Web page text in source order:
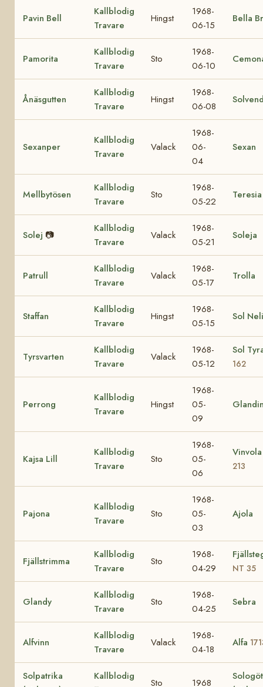
Pavin Bell
Kallblodig
Travare
Hingst
1968-
06-15
Bella
Pamorita
Kallblodig
Travare
Sto
1968-
06-10
Ånäsgutten
Kallblodig
Travare
Hingst
1968-
06-08
Sexanper
Kallblodig
Travare
Valack
1968-
06-
04
Sexan
Mellbytösen
Kallblodig
Travare
Sto
1968-
05-22
Teresia
Solej 📷
Kallblodig
Travare
Valack
1968-
05-21
Soleja
Patrull
Kallblodig
Travare
Valack
1968-
05-17
Trolla
Staffan
Kallblodig
Travare
Hingst
1968-
05-15
Sol Neli
Tyrsvarten
Kallblodig
Travare
Valack
1968-
05-12
Sol
162
Perrong
Kallblodig
Travare
Hingst
1968-
05-
09
Kajsa Lill
Kallblodig
Travare
Sto
1968-
05-
06
213
Pajona
Kallblodig
Travare
Sto
1968-
05-
03
Ajola
Fjällstrimma
Kallblodig
Travare
Sto
1968-
04-29
NT 35
Glandy
Kallblodig
Travare
Sto
1968-
04-25
Sebra
Alfvinn
Kallblodig
Travare
Valack
1968-
04-18
Alfa
Solpatrika
Kallblodig
Sto 1968